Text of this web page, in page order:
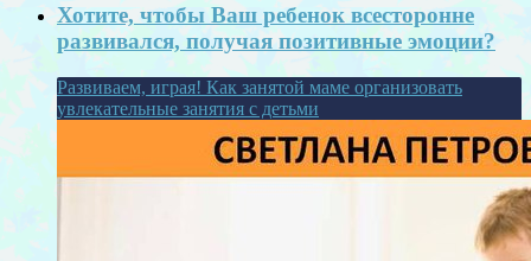
Хотите, чтобы Ваш ребенок всесторонне
развивался, получая позитивные эмоции?
Развиваем, играя! Как занятой маме организовать
увлекательные занятия с детьми